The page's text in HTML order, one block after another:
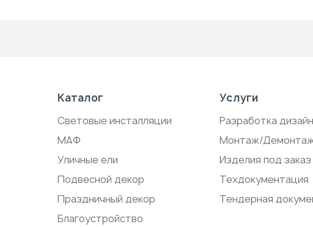
Каталог
Световые инсталляции
МАФ
Уличные ели
Подвесной декор
Праздничный декор
Благоустройство
Услуги
Разработка
Монтаж/
Изделия под заказ
Техдокументация
Тендерная